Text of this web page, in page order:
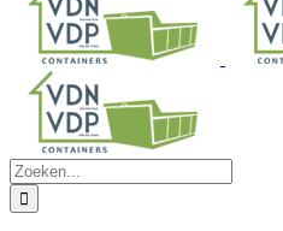
Zoeken
naar: